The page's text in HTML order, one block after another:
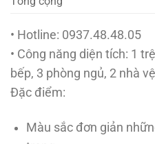
• Hotline: 0937.48.48.05
• Công năng diện tích: 1
bếp, 3 phòng ngủ, 2 nhà
Đặc điểm:
Màu sắc đơn giản